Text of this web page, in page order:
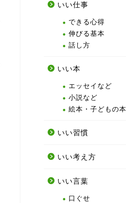
いい仕事
できる心得
伸びる基本
話し方
いい本
エッセイなど
小説など
絵本・子どもの本
いい習慣
いい考え方
いい言葉
口ぐせ